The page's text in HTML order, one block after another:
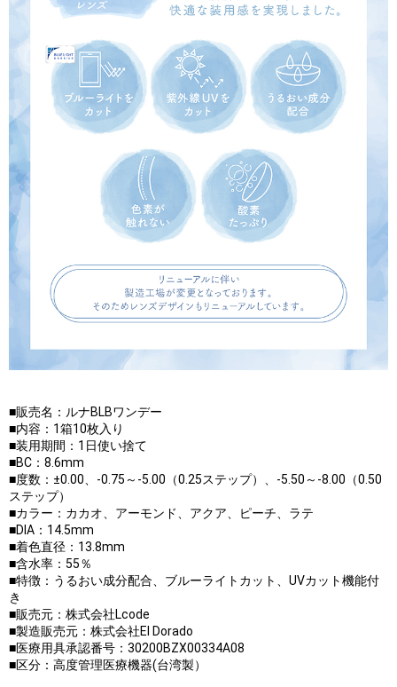
■販売名：ルナBLBワンデー
■内容：1箱10枚入り
■装用期間：1日使い捨て
■BC：8.6mm
■度数：±0.00、-0.75～-5.00（0.25ステップ）、-5.50～-8.00（0.50
ステップ）
■カラー：カカオ、アーモンド、アクア、ピーチ、ラテ
■DIA：14.5mm
■着色直径：13.8mm
■含水率：55％
■特徴：うるおい成分配合、ブルーライトカット、UVカット機能付
き
■販売元：株式会社Lcode
■製造販売元：株式会社El Dorado
■医療用具承認番号：30200BZX00334A08
■区分：高度管理医療機器(台湾製）